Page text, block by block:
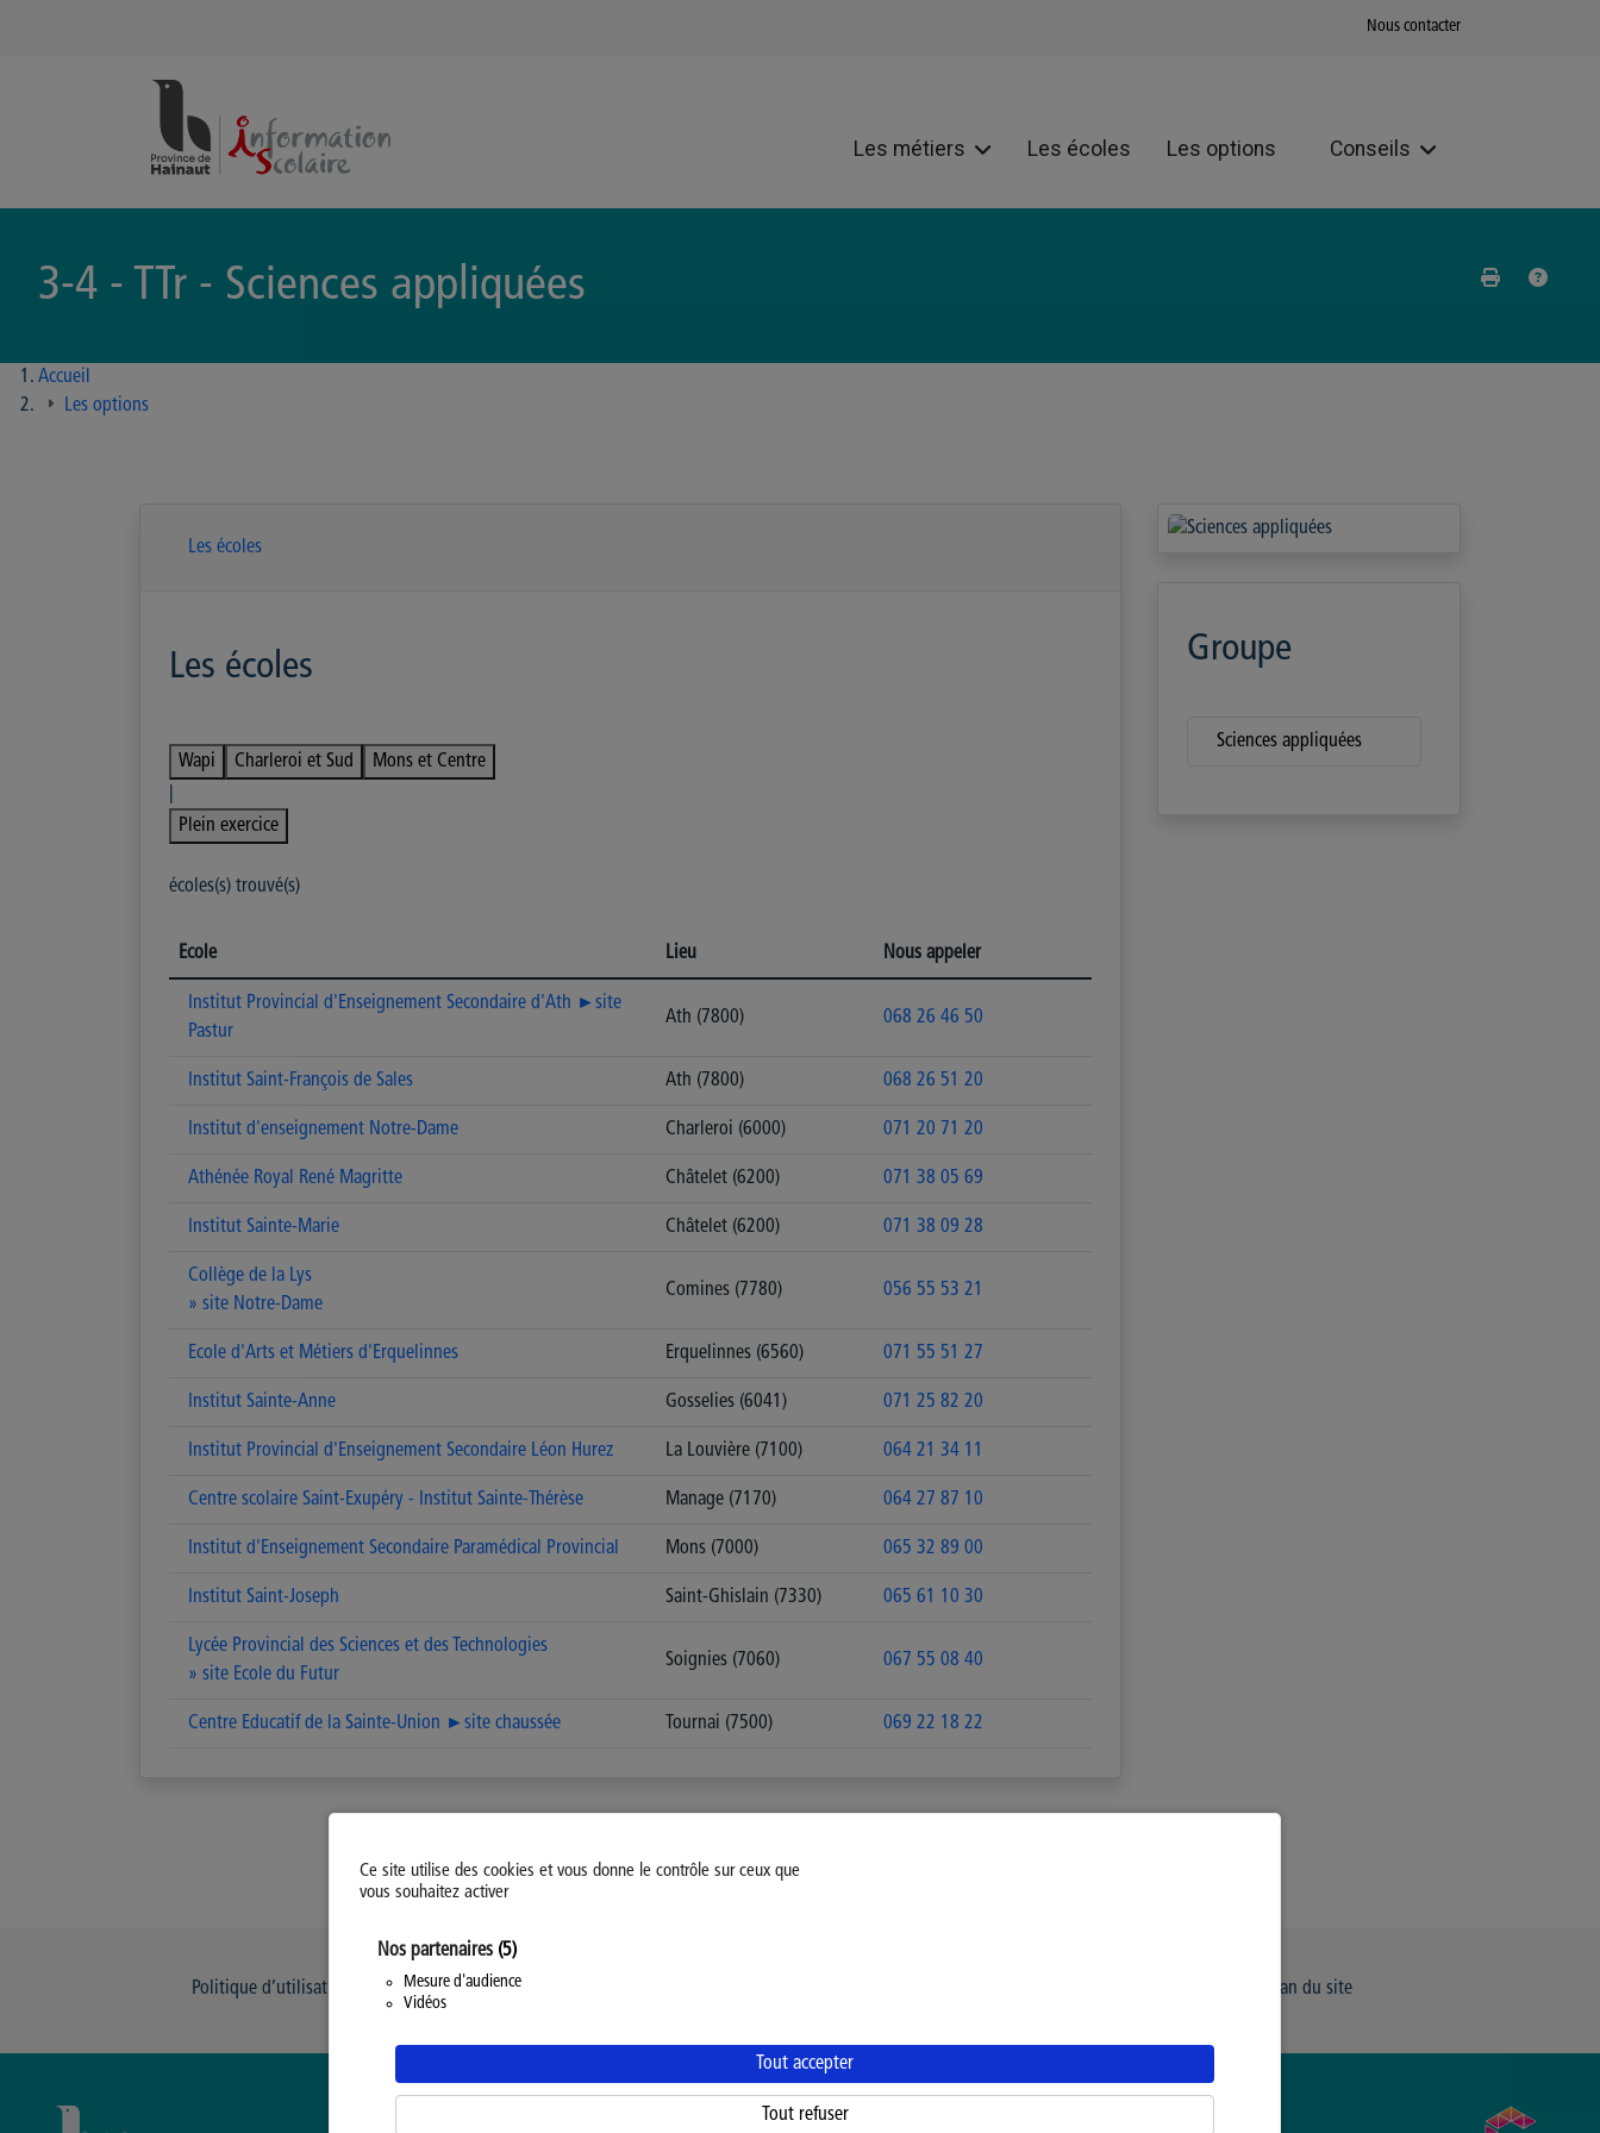
Ce site utilise des cookies et vous donne le contrôle sur ceux que
vous souhaitez activer
Nos partenaires (5)
Mesure d'audience
Vidéos
Tout accepter
Tout refuser
Nous contacter
Les métiers Les écoles Les options Conseils
3-4 - TTr - Sciences appliquées
Accueil
Les options
Les écoles
Les écoles
Wapi Charleroi et Sud
Mons et Centre
Plein exercice
écoles(s) trouvé(s)
Ecole Lieu Nous appeler
Institut Provincial d'Enseignement Secondaire d'Ath ►site
Pastur
Ath (7800) 068 26 46 50
Institut Saint-François de Sales Ath (7800) 068 26 51 20
Institut d'enseignement Notre-Dame Charleroi (6000) 071 20 71 20
Athénée Royal René Magritte Châtelet (6200) 071 38 05 69
Institut Sainte-Marie Châtelet (6200) 071 38 09 28
Collège de la Lys
» site Notre-Dame
Comines (7780) 056 55 53 21
Ecole d'Arts et Métiers d'Erquelinnes Erquelinnes (6560) 071 55 51 27
Institut Sainte-Anne Gosselies (6041) 071 25 82 20
Institut Provincial d'Enseignement Secondaire Léon Hurez La Louvière (7100) 064 21 34 11
Centre scolaire Saint-Exupéry - Institut Sainte-Thérèse Manage (7170) 064 27 87 10
Institut d'Enseignement Secondaire Paramédical Provincial Mons (7000) 065 32 89 00
Institut Saint-Joseph Saint-Ghislain (7330) 065 61 10 30
Lycée Provincial des Sciences et des Technologies
» site Ecole du Futur
Soignies (7060) 067 55 08 40
Centre Educatif de la Sainte-Union ►site chaussée Tournai (7500) 069 22 18 22
Groupe
Sciences appliquées
Politique d’utilisation des Cookies Modifiez votre consentement Plan du site